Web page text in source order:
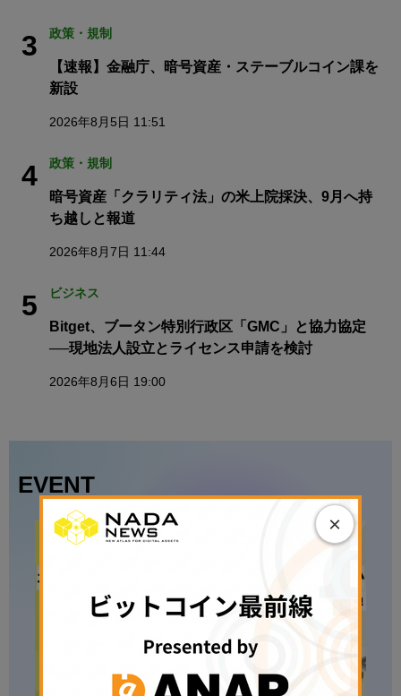
3 政策・規制
【速報】金融庁、暗号資産・ステーブルコイン課を
新設
2026年8月5日 11:51
4 政策・規制
暗号資産「クラリティ法」の米上院採決、9月へ持
ち越しと報道
2026年8月7日 11:44
5 ビジネス
Bitget、ブータン特別行政区「GMC」と協力協定
──現地法人設立とライセンス申請を検討
2026年8月6日 19:00
EVENT
×